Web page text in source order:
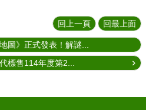
回上一頁 回最上面
圖》正式發表！解謎...
標售114年度第2...